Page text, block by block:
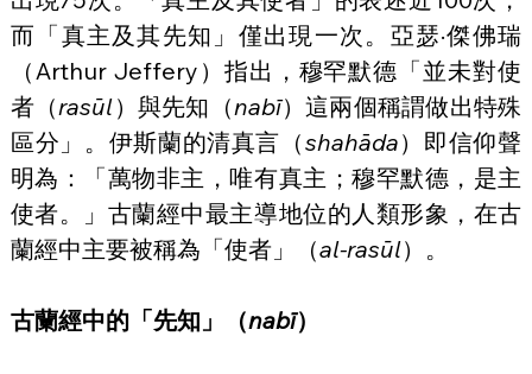
而「真主及其先知」僅出現一次。亞瑟·傑佛瑞
（Arthur Jeffery）指出，穆罕默德「並未對使
者（rasūl）與先知（nabī）這兩個稱謂做出特殊
區分」。伊斯蘭的清真言（shahāda）即信仰聲
明為：「萬物非主，唯有真主；穆罕默德，是主
使者。」古蘭經中最主導地位的人類形象，在古
蘭經中主要被稱為「使者」（al-rasūl）。
古蘭經中的「先知」（nabī）